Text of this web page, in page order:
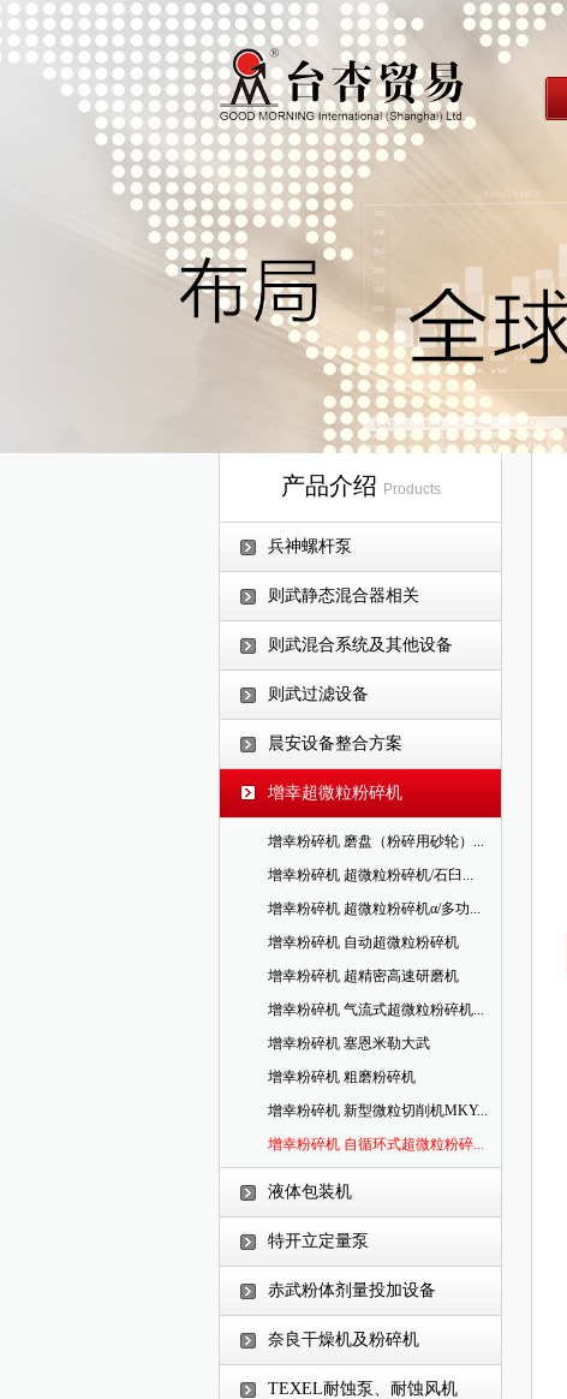
产品介绍 Products
兵神螺杆泵
则武静态混合器相关
则武混合系统及其他设备
则武过滤设备
晨安设备整合方案
增幸超微粒粉碎机
增幸粉碎机 磨盘（粉碎用砂轮）...
增幸粉碎机 超微粒粉碎机/石臼...
增幸粉碎机 超微粒粉碎机α/多功...
增幸粉碎机 自动超微粒粉碎机
增幸粉碎机 超精密高速研磨机
增幸粉碎机 气流式超微粒粉碎机...
增幸粉碎机 塞恩米勒大武
（DAU）...增幸粉碎机 粗磨粉碎机
增幸粉碎机 新型微粒切削机MKY...
增幸粉碎机 自循环式超微粒粉碎...
液体包装机
特开立定量泵
赤武粉体剂量投加设备
奈良干燥机及粉碎机
TEXEL耐蚀泵、耐蚀风机